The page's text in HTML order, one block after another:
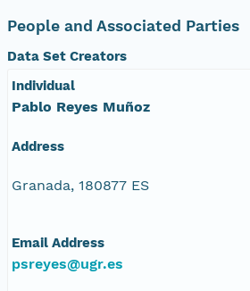
People and Associated Parties
Data Set Creators
Individual
Pablo Reyes Muñoz
Address
Granada, 180877 ES
Email Address
psreyes@ugr.es